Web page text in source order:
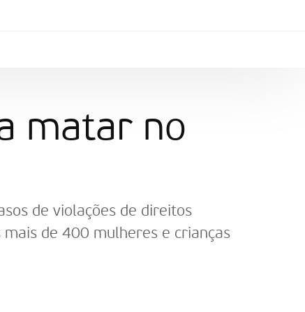
matar no
de violações de direitos
de 400 mulheres e crianças